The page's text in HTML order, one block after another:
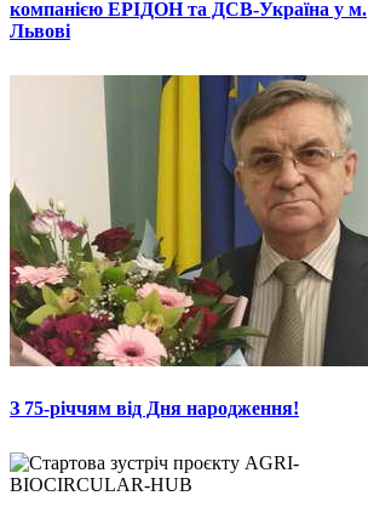
компанією ЕРІДОН та ДСВ-Україна у м.
Львові
З 75-річчям від Дня народження!